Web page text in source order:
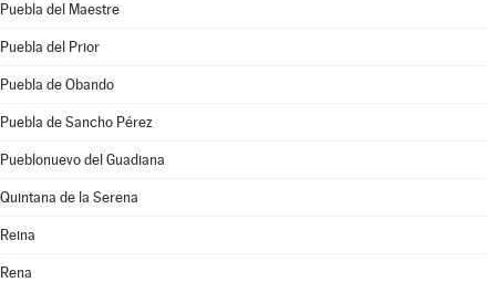
Puebla del Maestre
Puebla del Prior
Puebla de Obando
Puebla de Sancho Pérez
Pueblonuevo del Guadiana
Quintana de la Serena
Reina
Rena